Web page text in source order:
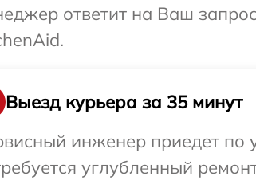
ответит на Ваш
Выезд курьера за 35 минут
инженер приедет по
углубленный